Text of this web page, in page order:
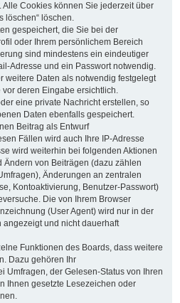
Alle Cookies können Sie jederzeit über
löschen“ löschen.
gespeichert, die Sie bei der
oder Ihrem persönlichem Bereich
sind mindestens ein eindeutiger
Adresse und ein Passwort notwendig.
weitere Daten als notwendig festgelegt
deren Eingabe ersichtlich.
eine private Nachricht erstellen, so
Daten ebenfalls gespeichert.
Beitrag als Entwurf
Fällen wird auch Ihre IP-Adresse
wird weiterhin bei folgenden Aktionen
Ändern von Beiträgen (dazu zählen
Änderungen an zentralen
Kontoaktivierung, Benutzer-Passwort)
Die von Ihrem Browser
(User Agent) wird nur in der
angezeigt und nicht dauerhaft
Funktionen des Boards, dass weitere
Dazu gehören Ihr
Umfragen, der Gelesen-Status von Ihren
Ihnen gesetzte Lesezeichen oder